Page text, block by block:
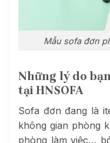
Mẫu sofa đơn
Những lý do
tại HNSOFA
Sofa đơn đang là
không gian phòng
phòng làm việc…